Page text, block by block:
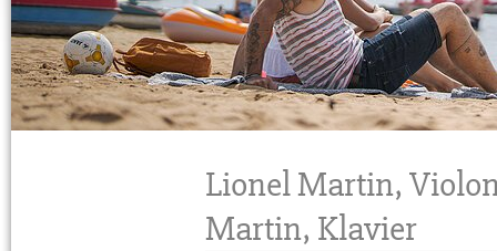
Lionel Martin,
Martin, Klavier